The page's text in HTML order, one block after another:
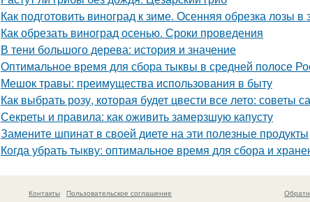
Как подготовить виноград к зиме. Осенняя обрезка лозы
Как обрезать виноград осенью. Сроки проведения
В тени большого дерева: история и значение
Оптимальное время для сбора тыквы в средней полосе
Мешок травы: преимущества использования в быту
Как выбрать розу, которая будет цвести все лето: советы
Секреты и правила: как оживить замерзшую капусту
Замените шпинат в своей диете на эти полезные продукты
Когда убрать тыкву: оптимальное время для сбора и
Контакты Пользовательское соглашение